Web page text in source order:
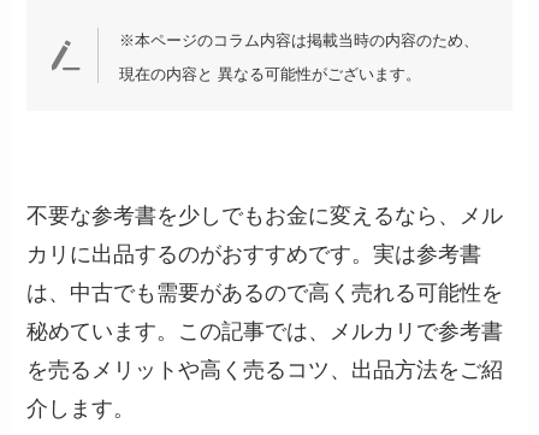
※本ページのコラム内容は掲載当時の内容のため、
現在の内容と 異なる可能性がございます。
不要な参考書を少しでもお金に変えるなら、メル
カリに出品するのがおすすめです。実は参考書
は、中古でも需要があるので高く売れる可能性を
秘めています。この記事では、メルカリで参考書
を売るメリットや高く売るコツ、出品方法をご紹
介します。